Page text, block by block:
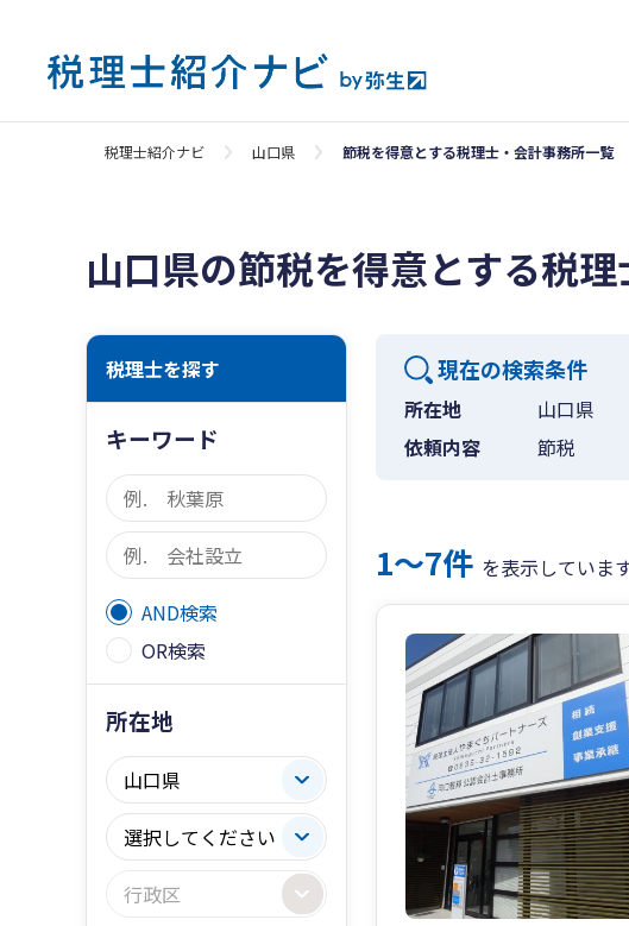
税理士紹介ナビ 山口県 節税を得意とする税理士・会計事務所一覧
山口県の節税を得意とする税
税理士を探す
キーワード
AND検索
OR検索
所在地
現在の検索条件
所在地
山口県
依頼内容
節税
1〜7件 を表示していま